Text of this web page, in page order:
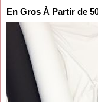
En Gros À Partir de